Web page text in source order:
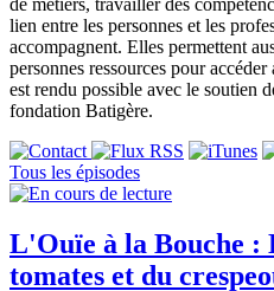
de métiers, travailler des
lien entre les personnes et les
accompagnent. Elles permettent
personnes ressources pour
est rendu possible avec le soutien
fondation Batigère.
Tous les épisodes
L'Ouïe à la Bouche :
tomates et du